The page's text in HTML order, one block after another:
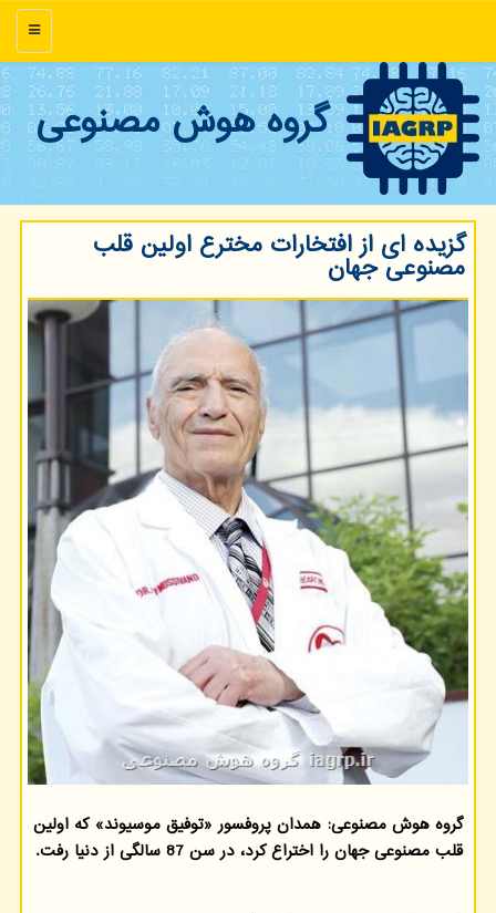
منو
گروه هوش مصنوعی
گزیده ای از افتخارات مخترع اولین قلب
مصنوعی جهان
گروه هوش مصنوعی: همدان پروفسور «توفیق موسیوند» که اولین
قلب مصنوعی جهان را اختراع کرد، در سن 87 سالگی از دنیا رفت.